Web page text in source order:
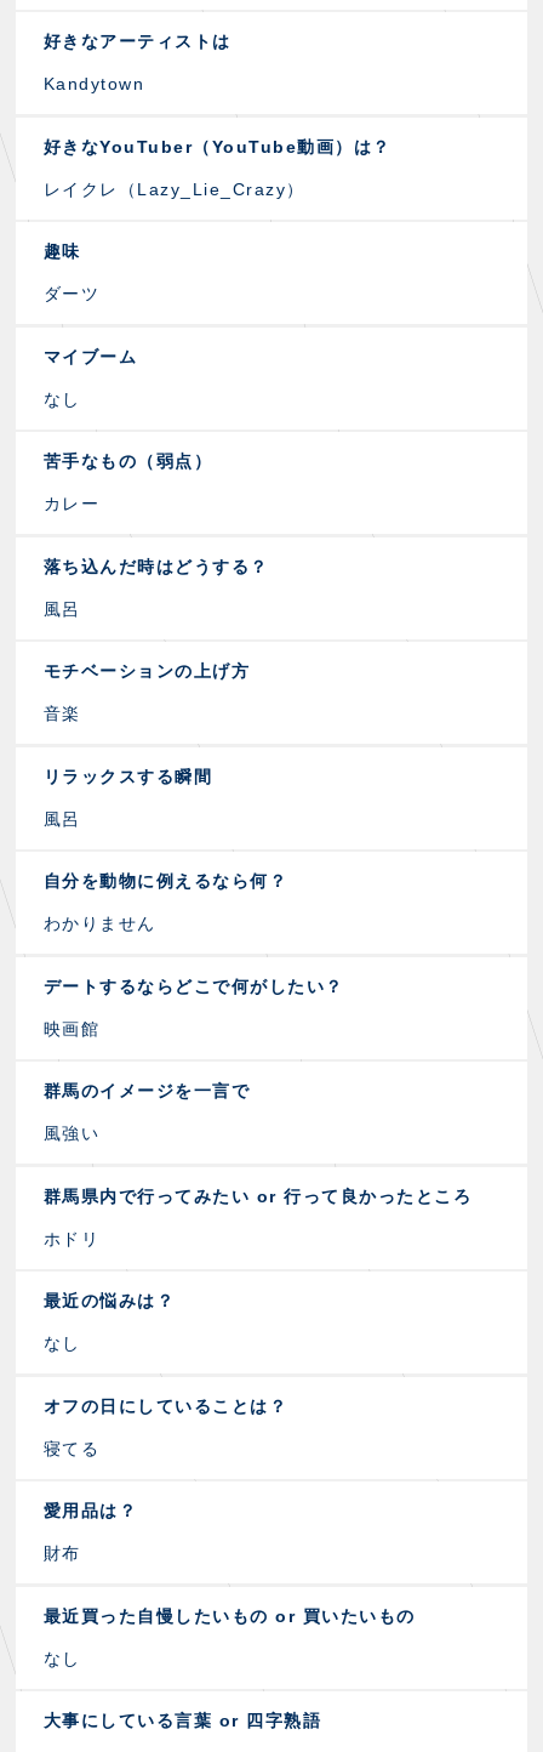
好きなアーティストは
Kandytown
好きなYouTuber（YouTube動画）は？
レイクレ（Lazy_Lie_Crazy）
趣味
ダーツ
マイブーム
なし
苦手なもの（弱点）
カレー
落ち込んだ時はどうする？
風呂
モチベーションの上げ方
音楽
リラックスする瞬間
風呂
自分を動物に例えるなら何？
わかりません
デートするならどこで何がしたい？
映画館
群馬のイメージを一言で
風強い
群馬県内で行ってみたい or 行って良かったところ
ホドリ
最近の悩みは？
なし
オフの日にしていることは？
寝てる
愛用品は？
財布
最近買った自慢したいもの or 買いたいもの
なし
大事にしている言葉 or 四字熟語